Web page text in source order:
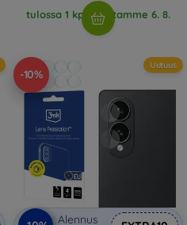
tulossa 1 kpl, odotamme 6. 8.
2026
-10%
Uutuus
Alennus